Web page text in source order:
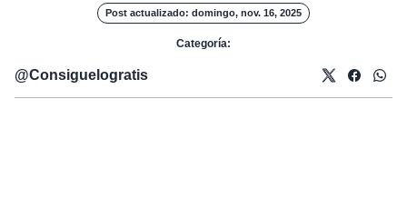
Post actualizado: domingo, nov. 16, 2025
Categoría:
@Consiguelogratis